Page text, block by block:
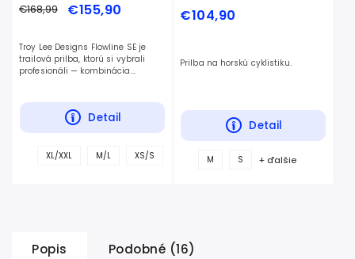
€168,99 €155,90
Detail
Troy Lee Designs Flowline SE je
trailová prilba, ktorú si vybrali
profesionáli — kombinácia
XL/XXL M/L XS/S
€104,90
Detail
Prilba na horskú cyklistiku.
M S + ďalšie
Popis Podobné (16)